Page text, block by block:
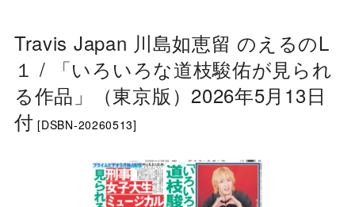
Travis Japan 川島如恵留 のえるのL
１ / 「いろいろな道枝駿佑が見られ
る作品」（東京版）2026年5月13日
付 [DSBN-20260513]